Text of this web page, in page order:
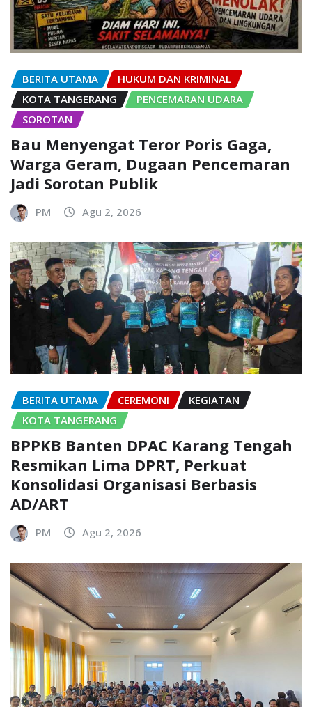
BERITA UTAMA
HUKUM DAN KRIMINAL
KOTA TANGERANG
PENCEMARAN UDARA
SOROTAN
Bau Menyengat Teror Poris Gaga,
Warga Geram, Dugaan Pencemaran
Jadi Sorotan Publik
PM Agu 2, 2026
BERITA UTAMA CEREMONI
KEGIATAN
KOTA TANGERANG
BPPKB Banten DPAC Karang Tengah
Resmikan Lima DPRT, Perkuat
Konsolidasi Organisasi Berbasis
AD/ART
PM Agu 2, 2026